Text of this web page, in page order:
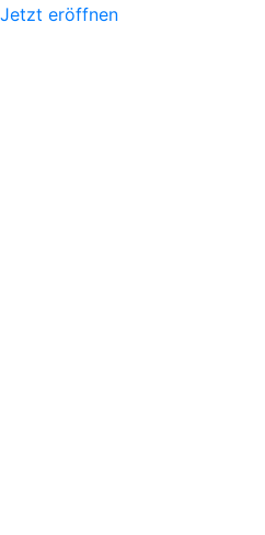
Jetzt eröffnen